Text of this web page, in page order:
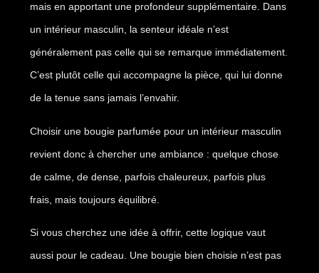
mais en apportant une profondeur supplémentaire. Dans
un intérieur masculin, la senteur idéale n’est
généralement pas celle qui se remarque immédiatement.
C’est plutôt celle qui accompagne la pièce, qui lui donne
de la tenue sans jamais l’envahir.
Choisir une bougie parfumée pour un intérieur masculin
revient donc à chercher une ambiance : quelque chose
de calme, de dense, parfois chaleureux, parfois plus
frais, mais toujours équilibré.
Si vous cherchez une idée à offrir, cette logique vaut
aussi pour le cadeau. Une bougie bien choisie n’est pas